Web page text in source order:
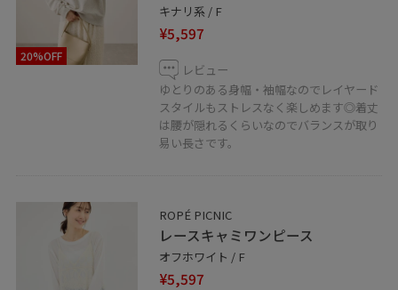
20%OFF
キナリ系 / F
¥5,597
レビュー
ゆとりのある身幅・袖幅なのでレイヤード
スタイルもストレスなく楽しめます◎着丈
は腰が隠れるくらいなのでバランスが取り
易い長さです。
ROPÉ PICNIC
レースキャミワンピース
オフホワイト / F
¥5,597